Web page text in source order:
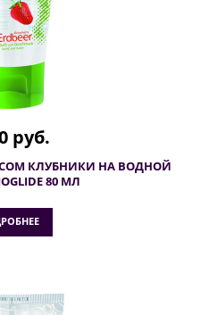
руб.
КЛУБНИКИ НА ВОДНОЙ
80 МЛ